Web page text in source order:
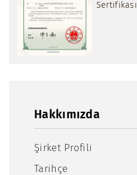
Sertifikası
Hakkımızda
Şirket Profili
Tarihçe